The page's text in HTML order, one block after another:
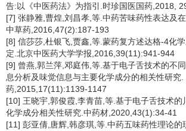
告:以《中医药法》为指引.时珍国医国药,2018,
[7] 张静雅,曹煌,刘昌孝,等.中药苦味药性表达及
中草药,2016,47(2):187-193
[8] 信莎莎,杜银飞,贾鑫,等.蒙药复方述达格-4化
定.北京中医药大学学报,2016,39(11):941-944
[9] 曾燕,郭兰萍,邓庭伟,等.基于电子舌技术的不
息分析及味觉信息与主要化学成分的相关性研究.
药,2015,17(11):1139-1147
[10] 王晓宇,郭俊霞,李青苗,等.基于电子舌技术的
化学成分相关性研究.中药材,2020,43(1):34-41
[11] 彭亚倩,唐辉,韩彦琪,等.中药五味药性理论的